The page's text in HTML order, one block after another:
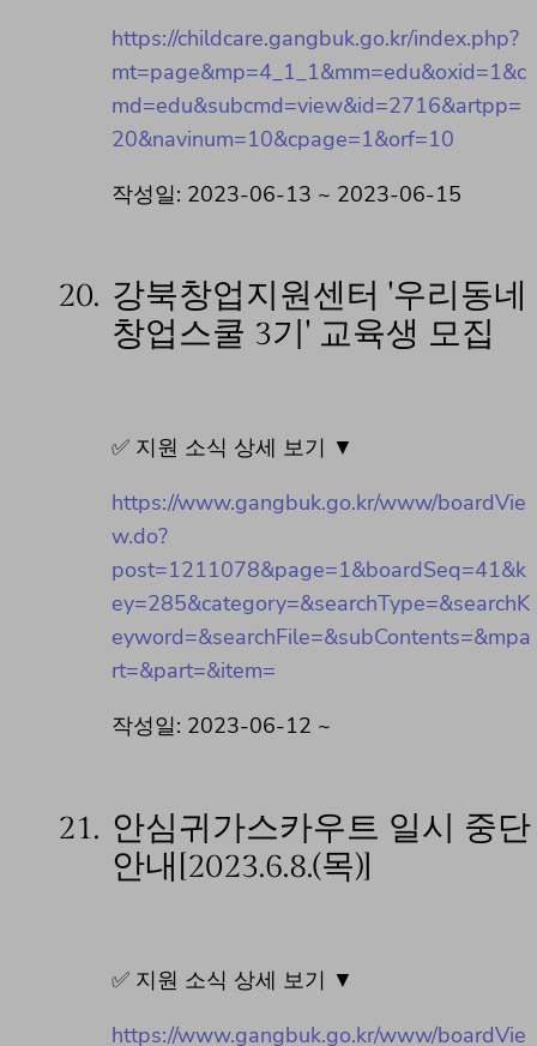
https://childcare.gangbuk.go.kr/index.php?
mt=page&mp=4_1_1&mm=edu&oxid=1&c
md=edu&subcmd=view&id=2716&artpp=
20&navinum=10&cpage=1&orf=10
작성일: 2023-06-13 ~ 2023-06-15
20. 강북창업지원센터 '우리동네
창업스쿨 3기' 교육생 모집
✅ 지원 소식 상세 보기 ▼
https://www.gangbuk.go.kr/www/boardVie
w.do?
post=1211078&page=1&boardSeq=41&k
ey=285&category=&searchType=&searchK
eyword=&searchFile=&subContents=&mpa
rt=&part=&item=
작성일: 2023-06-12 ~
21. 안심귀가스카우트 일시 중단
안내[2023.6.8.(목)]
✅ 지원 소식 상세 보기 ▼
https://www.gangbuk.go.kr/www/boardVie